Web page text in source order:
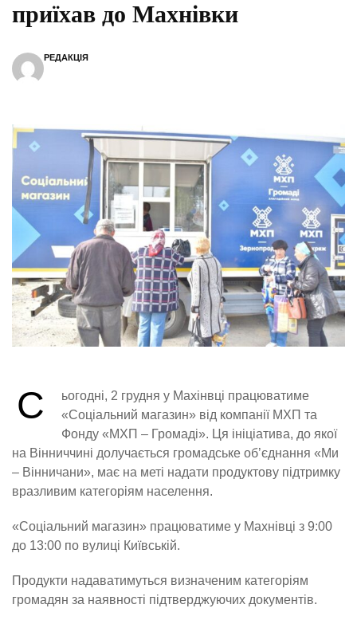
приїхав до Махнівки
РЕДАКЦІЯ
С
ьогодні, 2 грудня у Махінвці працюватиме
«Соціальний магазин» від компанії МХП та
Фонду «МХП – Громаді». Ця ініціатива, до якої
на Вінниччині долучається громадське об’єднання «Ми
– Вінничани», має на меті надати продуктову підтримку
вразливим категоріям населення.
«Соціальний магазин» працюватиме у Махнівці з 9:00
до 13:00 по вулиці Київській.
Продукти надаватимуться визначеним категоріям
громадян за наявності підтверджуючих документів.